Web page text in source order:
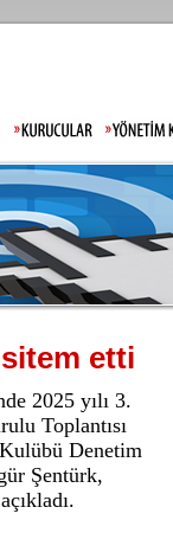
etti
2025 yılı 3.
Toplantısı
Denetim
Şentürk,
ve Orman Bakanlığı, gıda
taklit ve tağşiş yapan
ifşalamaya devam ediyor.
Kulübü, futbolculardan